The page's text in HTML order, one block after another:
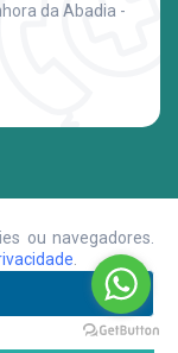
da Abadia -
os direitos
ou navegadores.